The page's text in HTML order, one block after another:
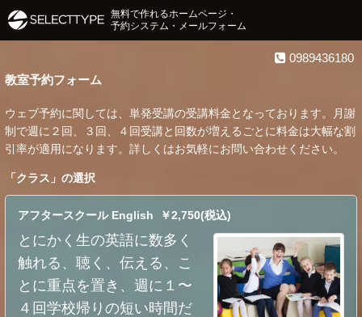
0989436180
教室予約フォーム
ウェブ予約に関しては、単発受講の受講料金となっております。月謝
制で週に２回、３回、４回受講と回数が増えるごとに料金は大幅な割
引率が適用になります。詳しくはお気軽にお問い合わせください。
「 クラス 」の選択
アフタースクール English ￥2,750(税込)
とにかく生の英語に数多く
触れる、聴く、伝える、こ
とに重点を置き、週に１〜
４回学校帰りの短い時間だ
無料で作れるホームページ・
予約システム・メールフォーム